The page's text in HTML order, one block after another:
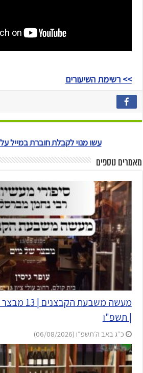
>> רשימת השיעורים
עשו מנוי לקבלת חוברת במייל
מאמרים נוספים
מעשה
| תשפ"ו
כ״ג באב ה׳תשפ״ו (06/08/2026)